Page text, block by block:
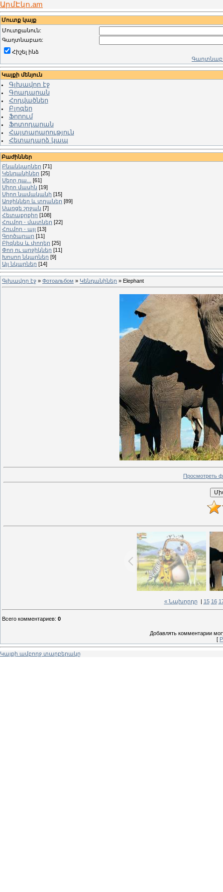
ԱրմԷկո.am
Մուտք կայք
Մուտքանուն:
Գաղտնաբառ:
Հիշել ինձ
Կայքի մենյուն
Գլխավոր էջ
Գրադարան
Հոդվածներ
Բլոգեր
Ֆորում
Ֆոտոդարան
Հայտարարություն
Հետադարձ կապ
Բաժիններ
Բնանկարներ [71]
Կենդանիներ [25]
Սերը դա...
[61]
Սիրո մասին [19]
Սիրո նամականի [15]
Աղջիկներ և տղաներ [89]
Սառցե շրջան [7]
Հետաքրքիր [108]
Հումոր - մատներ [22]
Հումոր - այլ [13]
Գործարար [11]
Բիզնես և փողեր [25]
Փող ու աղջիկներ [11]
Խոսող նկարներ [9]
Այլ նկարներ [14]
Գլխավոր էջ » Фотоальбом » Կենդանիներ » Elephant
Просмотреть
« Նախորդը 15 16
Всего комментариев: 0
Добавлять комментарии
[
Կայքի ամբողջ տարբերակը